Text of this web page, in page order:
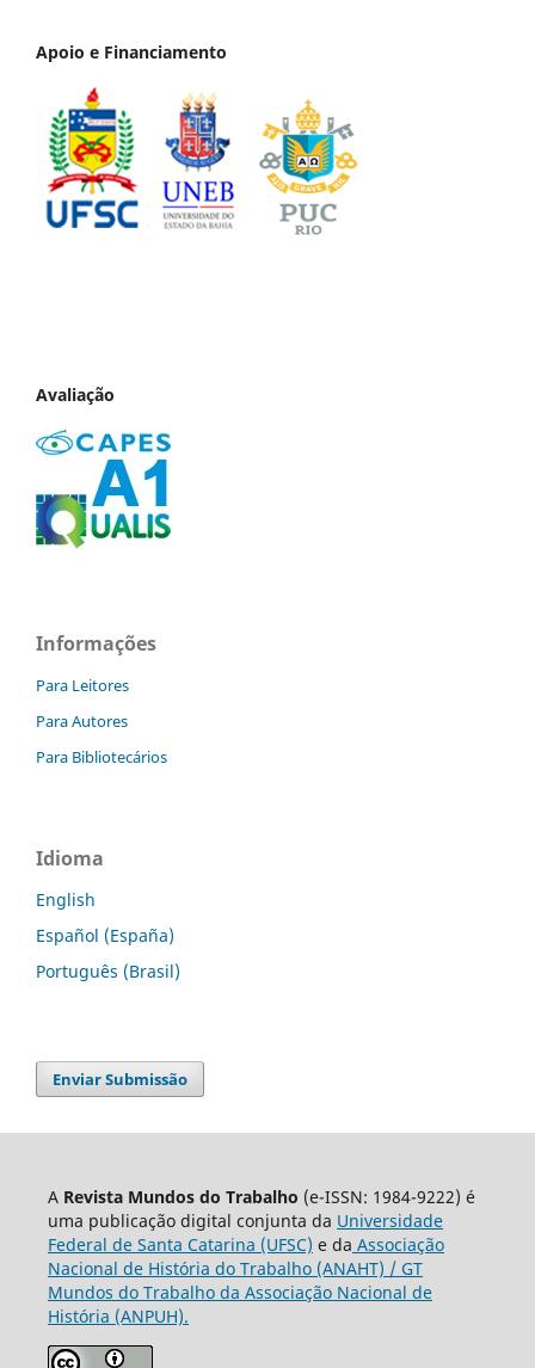
Apoio e Financiamento
Avaliação
Informações
Para Leitores
Para Autores
Para Bibliotecários
Idioma
English
Español (España)
Português (Brasil)
Enviar Submissão
A Revista Mundos do Trabalho (e-ISSN: 1984-9222) é
uma publicação digital conjunta da Universidade
Federal de Santa Catarina (UFSC) e da Associação
Nacional de História do Trabalho (ANAHT) / GT
Mundos do Trabalho da Associação Nacional de
História (ANPUH).